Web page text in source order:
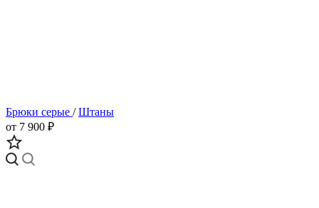
Брюки серые / Штаны
от 7 900 ₽